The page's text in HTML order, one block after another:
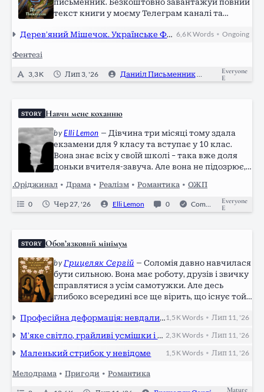
текст книги у моєму Телеграм каналі та
новинками, слухай аудіокнигу та підтримуй:
Дерев’яний Мішечок. Українське Фентезі 6,6 KWords •Ongoing
Фентезі
3,3 K Лип 3, '26 Даниіл Письменник
Everyone
E
STORY Навчи мене коханню
byElli Lemon — Дівчина три місяці тому здала
екзамени для 9 класу та вступає у 10 клас.
Вона знає всіх у своїй школі – така вже доля
доньки вчителя-завуча. Але вона не підозрює,
обійми…
.Оріджинал • Драма • Реалізм • Романтика • ОЖП
0 Чер 27, '26 Elli Lemon 0 Completed
Everyone
E
STORY Обов’язковий мінімум
byГрицеляк Сергій — Соломія давно навчилася
бути сильною. Вона має роботу, друзів і звичку
справлятися з усім самотужки. Але десь
глибоко всередині все ще вірить, що існує той
турбота і людина, поруч з якою можна
перестати бути сильною. Та щоразу доля
зводить її не з тими чоловіками. Одні
ховаються за роботою, інші бояться близькості,
Професійна деформація: невдалий флірт, як тема для статті 1,5 KWords •Лип 11, '26
М’яке світло, грайливі усмішки і тінь легкої спокуси 2,3 KWords •Лип 11, '26
Маленький стрибок у невідоме 1,5 KWords •Лип 11, '26
Мелодрама • Пригоди • Романтика
Mature